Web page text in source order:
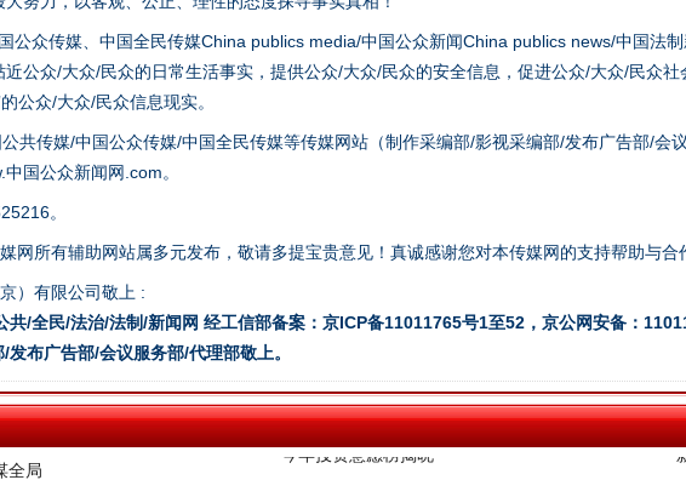
公众传媒、中国全民传媒China publics media/中国公众新闻China publics news/中国法
公众/大众/民众的日常生活事实，提供公众/大众/民众的安全信息，促进公众/大众/民众社
公众/大众/民众信息现实。
共传媒/中国公众传媒/中国全民传媒等传媒网站（制作采编部/影视采编部/发布广告部/会
国公众新闻网.com。
。
网所有辅助网站属多元发布，敬请多提宝贵意见！真诚感谢您对本传媒网的支持帮助与合
）有限公司敬上 :
共/全民/法治/法制/新闻网 经工信部备案：京ICP备11011765号1至52，京公网安备：
布广告部/会议服务部/代理部敬上。
全局
今年投资意愿榜揭晓